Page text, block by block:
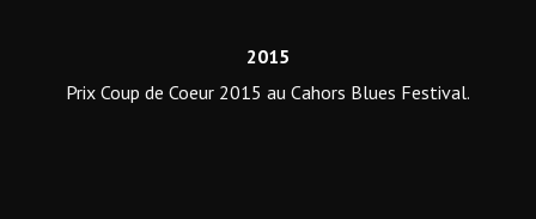
2015
Prix Coup de Coeur 2015 au Cahors Blues Festival.